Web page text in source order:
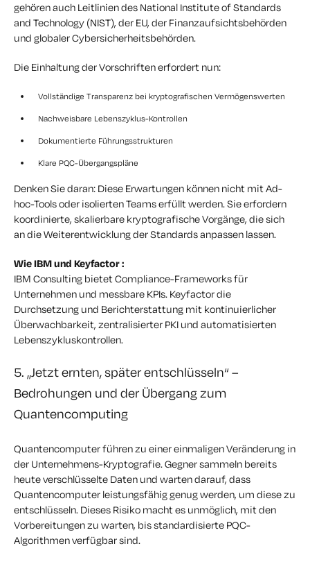
gehören auch Leitlinien des National Institute of Standards
and Technology (NIST), der EU, der Finanzaufsichtsbehörden
und globaler Cybersicherheitsbehörden.
Die Einhaltung der Vorschriften erfordert nun:
Vollständige Transparenz bei kryptografischen Vermögenswerten
Nachweisbare Lebenszyklus-Kontrollen
Dokumentierte Führungsstrukturen
Klare PQC-Übergangspläne
Denken Sie daran: Diese Erwartungen können nicht mit Ad-
hoc-Tools oder isolierten Teams erfüllt werden. Sie erfordern
koordinierte, skalierbare kryptografische Vorgänge, die sich
an die Weiterentwicklung der Standards anpassen lassen.
Wie IBM und Keyfactor :
IBM Consulting bietet Compliance-Frameworks für
Unternehmen und messbare KPIs. Keyfactor die
Durchsetzung und Berichterstattung mit kontinuierlicher
Überwachbarkeit, zentralisierter PKI und automatisierten
Lebenszykluskontrollen.
5. „Jetzt ernten, später entschlüsseln“ –
Bedrohungen und der Übergang zum
Quantencomputing
Quantencomputer führen zu einer einmaligen Veränderung in
der Unternehmens-Kryptografie. Gegner sammeln bereits
heute verschlüsselte Daten und warten darauf, dass
Quantencomputer leistungsfähig genug werden, um diese zu
entschlüsseln. Dieses Risiko macht es unmöglich, mit den
Vorbereitungen zu warten, bis standardisierte PQC-
Algorithmen verfügbar sind.